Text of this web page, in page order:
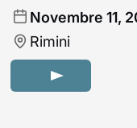
Novembre 11,
Rimini